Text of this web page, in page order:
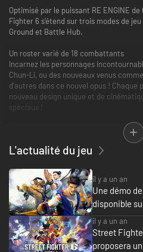
Optimisé par le puissant RE ENGINE
Fighter 6 s'étend sur trois modes de
Ground et Battle Hub.
Un roster varié de 18 combattants
Incarnez les personnages
Chun-Li, ou des nouveaux venus
d'autres dans ce nouvel opus ! Chaque
nouveau design unique et de
spéciaux !
Dominez le Fighting Ground
Street Fighter 6 offre un système de
de commandes : Classique, Moderne et
donc s'amuser selon son propre niveau.
La nouvelle fonction des commentaire
d'un véritable match ainsi que des
Initiez-vous au nouveau système de la
victoire !
L'actualité du jeu
il y a un an
Une démo
disponible
il y a un an
Street
proposera